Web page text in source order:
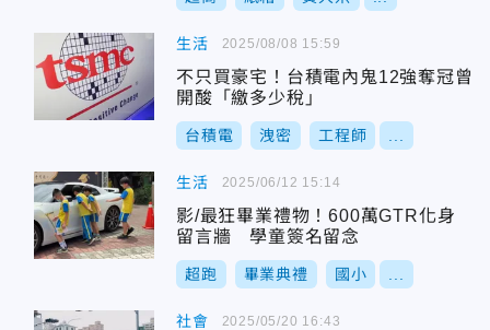
生活
不只買豪宅！台積電內鬼12強奪冠曾
開酸「繳多少稅」
台積電 洩密 工程師
2025/08/08 15:59
生活
影/最狂畢業禮物！600萬GTR化身
留言牆 學童簽名留念
超跑 畢業典禮 國小
2025/06/12 15:14
社會 2025/05/20 16:43